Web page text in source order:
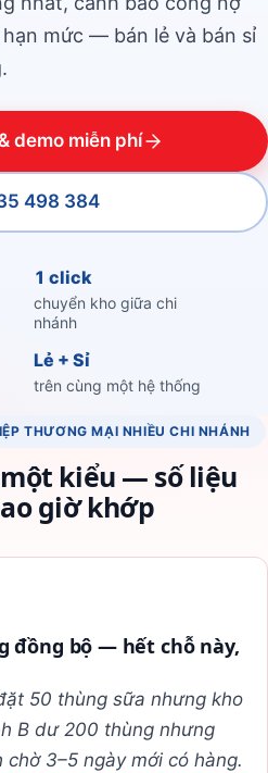
mức — bán lẻ và bán sỉ
demo miễn phí
498 384
1 click
chuyển kho giữa chi
nhánh
Lẻ + Sỉ
trên cùng một hệ thống
THƯƠNG MẠI NHIỀU CHI NHÁNH
kiểu — số liệu
giờ khớp
đồng bộ — hết chỗ này,
50 thùng sữa nhưng kho
B dư 200 thùng nhưng
3–5 ngày mới có hàng.